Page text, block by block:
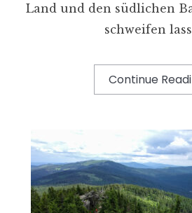
Land und den südlichen
schweifen
Continue